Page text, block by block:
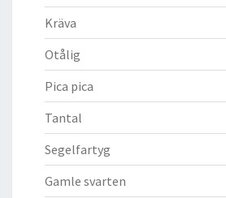
Kräva
Otålig
Pica pica
Tantal
Segelfartyg
Gamle svarten